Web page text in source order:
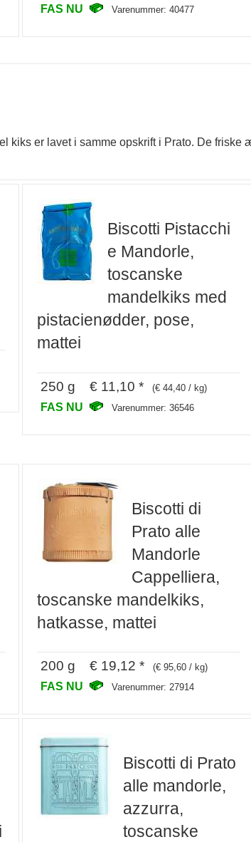
FAS NU Varenummer: 40477
kiks er lavet i samme opskrift i Prato. De
Biscotti Pistacchi
e Mandorle,
toscanske
mandelkiks med
pistacienødder, pose,
mattei
250 g € 11,10 * (€ 44,40 / kg)
FAS NU Varenummer: 36546
Biscotti di
Prato alle
Mandorle
Cappelliera,
toscanske mandelkiks,
hatkasse, mattei
200 g € 19,12 * (€ 95,60 / kg)
FAS NU Varenummer: 27914
Biscotti di Prato
alle mandorle,
azzurra,
toscanske